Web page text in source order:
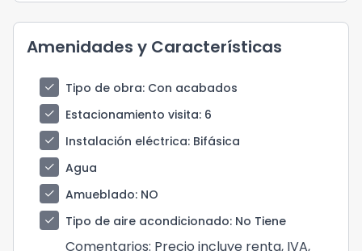
Amenidades y Características
check Tipo de obra: Con acabados
check
Estacionamiento visita: 6
check
Instalación eléctrica: Bifásica
check
Agua
check
Amueblado: NO
check
Tipo de aire acondicionado: No Tiene
Comentarios: Precio incluye renta, IVA,